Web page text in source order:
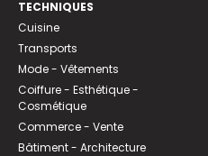
TECHNIQUES
Cuisine
Transports
Mode - Vêtements
Coiffure - Esthétique -
Cosmétique
Commerce - Vente
Bâtiment - Architecture